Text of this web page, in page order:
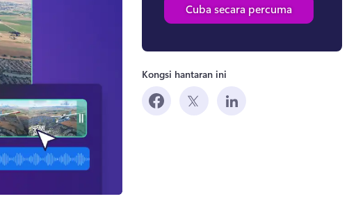
Cuba secara percuma
Kongsi hantaran ini